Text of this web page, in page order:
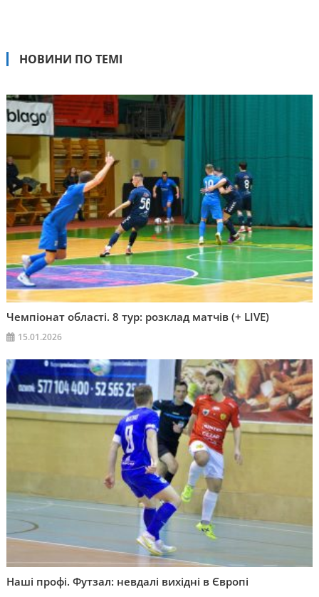
НОВИНИ ПО ТЕМІ
Чемпіонат області. 8 тур: розклад матчів (+ LIVE)
15.01.2026
Наші профі. Футзал: невдалі вихідні в Європі